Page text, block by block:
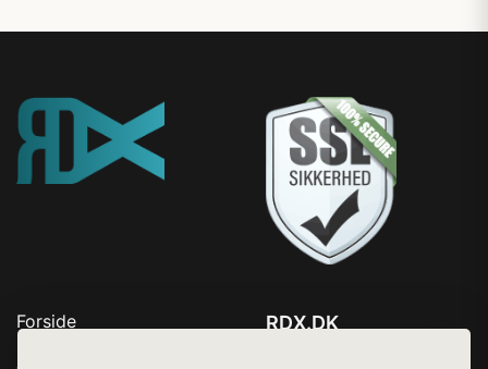
Forside
RDX.DK